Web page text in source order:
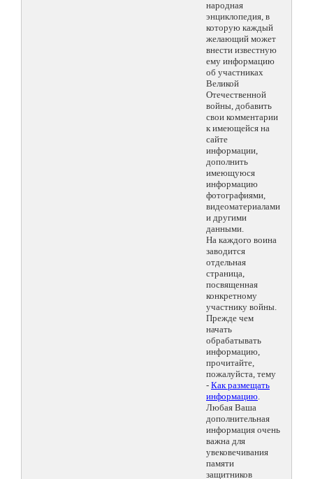
народная
энциклопедия, в
которую каждый
желающий может
внести известную
ему информацию
об участниках
Великой
Отечественной
войны, добавить
свои комментарии
к имеющейся на
сайте
информации,
дополнить
имеющуюся
информацию
фотографиями,
видеоматериалами
и другими
данными.
На каждого воина
заводится
отдельная
страница,
посвященная
конкретному
участнику войны.
Прежде чем
начать
обрабатывать
информацию,
прочитайте,
пожалуйста, тему
- Как размещать
информацию.
Любая Ваша
дополнительная
информация очень
важна для
увековечивания
памяти
защитников